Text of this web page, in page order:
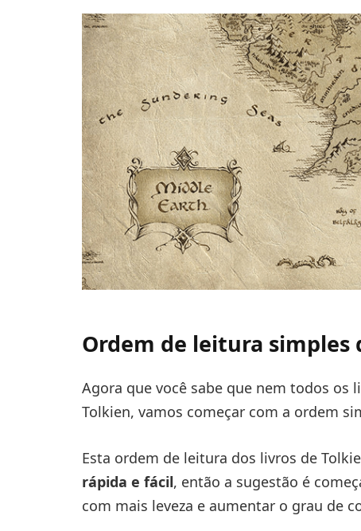
Ordem de leitura simples
Agora que você sabe que nem todos os
Tolkien, vamos começar com a ordem
Esta ordem de leitura dos livros de
rápida e fácil, então a sugestão é
com mais leveza e aumentar o grau de